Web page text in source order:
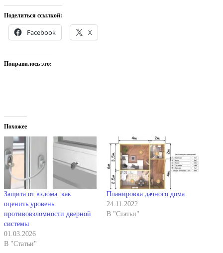
Поделиться ссылкой:
Facebook X
Понравилось это:
Похожее
Защита от взлома: как
оценить уровень
противовзломности дверной
системы
01.03.2026
В "Статьи"
Планировка дачного дома
24.11.2022
В "Статьи"